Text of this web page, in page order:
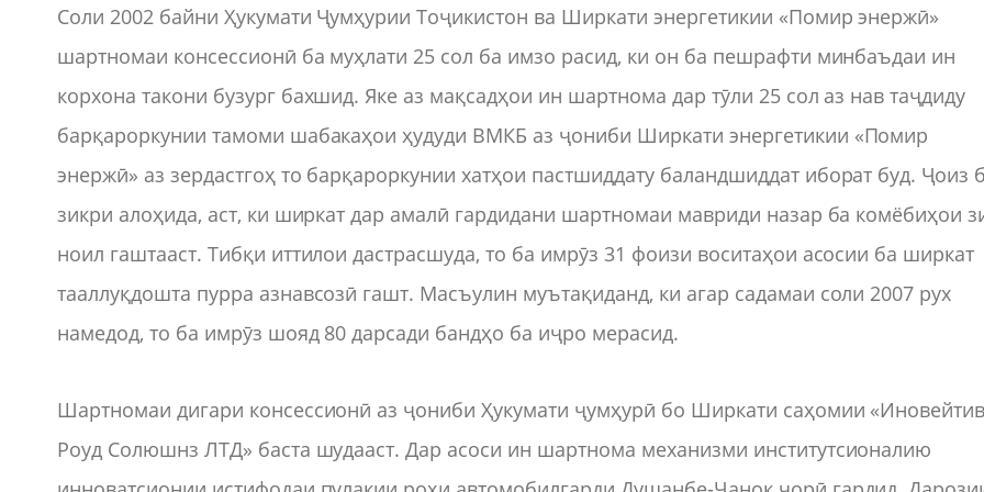
Соли 2002 байни Ҳукумати Ҷумҳурии Тоҷикистон ва Ширкати энергетикии «Помир энержӣ»
шартномаи консессионӣ ба муҳлати 25 сол ба имзо расид, ки он ба пешрафти минбаъдаи ин
корхона такони бузург бахшид. Яке аз мақсадҳои ин шартнома дар тӯли 25 сол аз нав таҷдиду
барқароркунии тамоми шабакаҳои ҳудуди ВМКБ аз ҷониби Ширкати энергетикии «Помир
энержӣ» аз зердастгоҳ то барқароркунии хатҳои пастшиддату баландшиддат иборат буд. Ҷоиз
зикри алоҳида, аст, ки ширкат дар амалӣ гардидани шартномаи мавриди назар ба комёбиҳои
ноил гаштааст. Тибқи иттилои дастрасшуда, то ба имрӯз 31 фоизи воситаҳои асосии ба ширкат
тааллуқдошта пурра азнавсозӣ гашт. Масъулин муътақиданд, ки агар садамаи соли 2007 рух
намедод, то ба имрӯз шояд 80 дарсади бандҳо ба иҷро мерасид.
Шартномаи дигари консессионӣ аз ҷониби Ҳукумати ҷумҳурӣ бо Ширкати саҳомии «Иновейтив
Роуд Солюшнз ЛТД» баста шудааст. Дар асоси ин шартнома механизми институтсионалию